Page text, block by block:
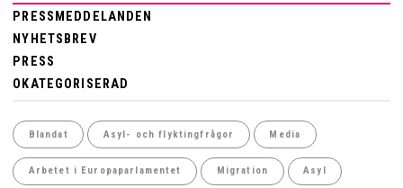
PRESSMEDDELANDEN
NYHETSBREV
PRESS
OKATEGORISERAD
Blandat Asyl- och flyktingfrågor Media
Arbetet i Europaparlamentet Migration Asyl